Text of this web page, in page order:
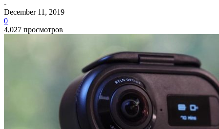
-
December 11, 2019
0
4,027 просмотров